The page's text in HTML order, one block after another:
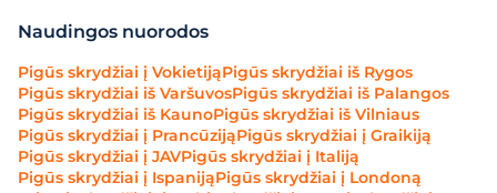
Naudingos nuorodos
Pigūs skrydžiai į VokietijąPigūs skrydžiai iš Rygos
Pigūs skrydžiai iš VaršuvosPigūs skrydžiai iš Palangos
Pigūs skrydžiai iš KaunoPigūs skrydžiai iš Vilniaus
Pigūs skrydžiai į PrancūzijąPigūs skrydžiai į Graikiją
Pigūs skrydžiai į JAVPigūs skrydžiai į Italiją
Pigūs skrydžiai į IspanijąPigūs skrydžiai į Londoną